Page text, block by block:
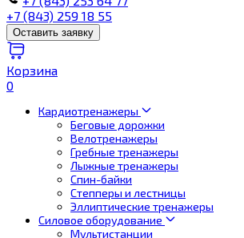
+7 (843) 259 18 55
Оставить заявку
Корзина
0
Кардиотренажеры
Беговые дорожки
Велотренажеры
Гребные тренажеры
Лыжные тренажеры
Спин-байки
Степперы и лестницы
Эллиптические тренажеры
Силовое оборудование
Мультистанции